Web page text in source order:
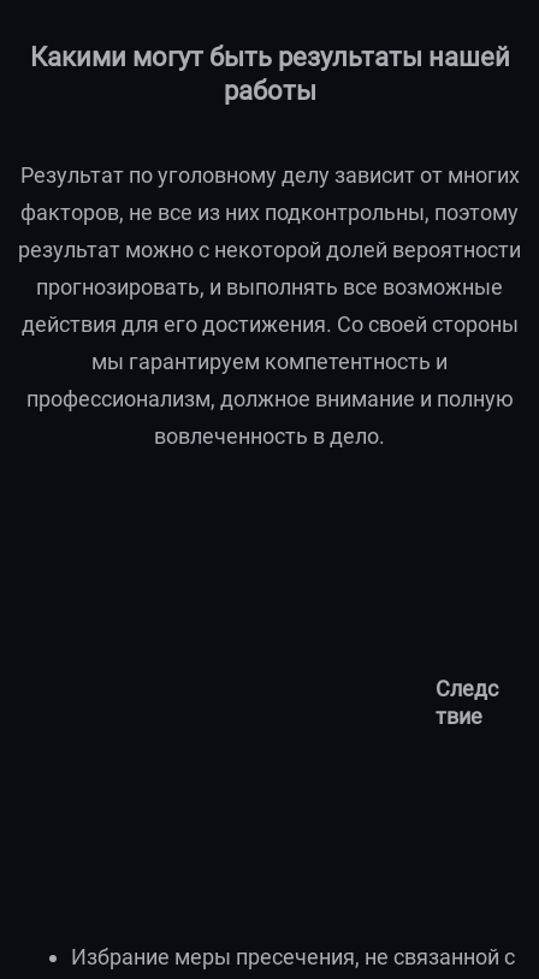
Какими могут быть результаты нашей
работы
Результат по уголовному делу зависит от многих
факторов, не все из них подконтрольны, поэтому
результат можно с некоторой долей вероятности
прогнозировать, и выполнять все возможные
действия для его достижения. Со своей стороны
мы гарантируем компетентность и
профессионализм, должное внимание и полную
вовлеченность в дело.
Следс
твие
Избрание меры пресечения, не связанной с